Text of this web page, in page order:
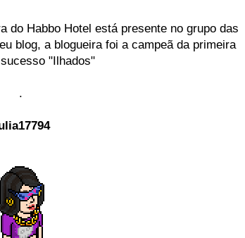
do Habbo Hotel está presente no grupo das
blog, a blogueira foi a campeã da primeira
"Ilhados"
.